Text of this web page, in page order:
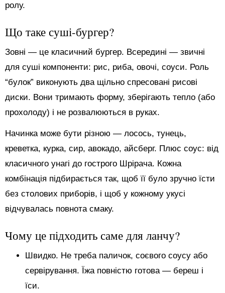
ролу.
Що таке суші-бургер?
Зовні — це класичний бургер. Всередині — звичні
для суші компоненти: рис, риба, овочі, соуси. Роль
“булок” виконують два щільно спресовані рисові
диски. Вони тримають форму, зберігають тепло (або
прохолоду) і не розвалюються в руках.
Начинка може бути різною — лосось, тунець,
креветка, курка, сир, авокадо, айсберг. Плюс соус: від
класичного унагі до гострого Шрірача. Кожна
комбінація підбирається так, щоб її було зручно їсти
без столових приборів, і щоб у кожному укусі
відчувалась повнота смаку.
Чому це підходить саме для ланчу?
Швидко. Не треба паличок, соєвого соусу або
сервірування. Їжа повністю готова — береш і
їси.